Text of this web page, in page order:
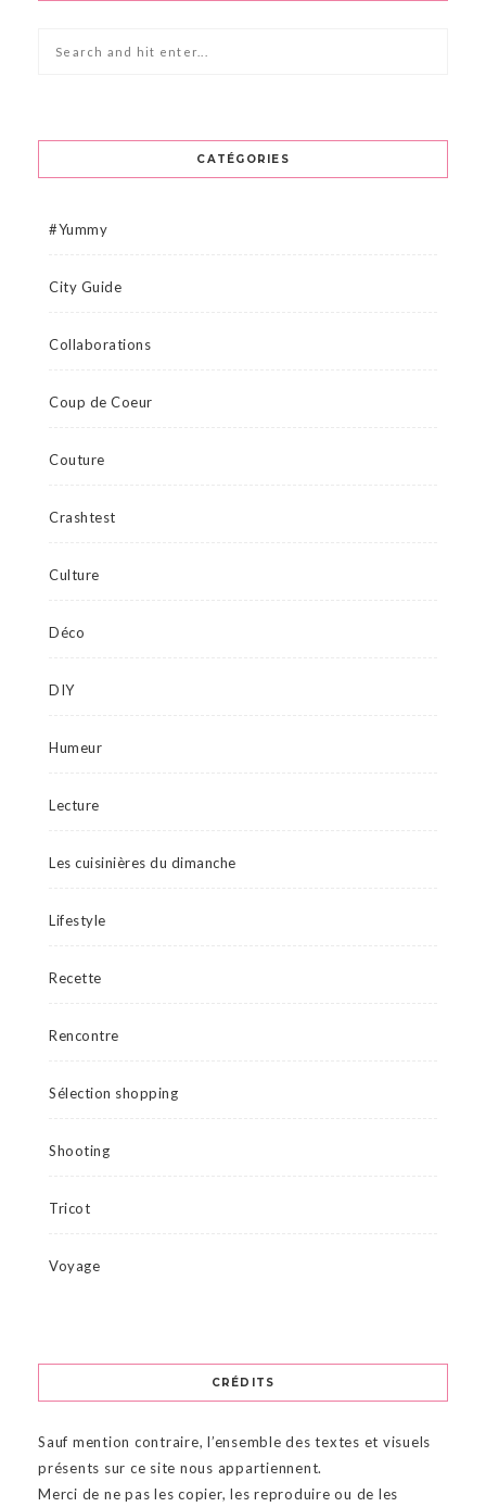
CATÉGORIES
#Yummy
City Guide
Collaborations
Coup de Coeur
Couture
Crashtest
Culture
Déco
DIY
Humeur
Lecture
Les cuisinières du dimanche
Lifestyle
Recette
Rencontre
Sélection shopping
Shooting
Tricot
Voyage
CRÉDITS
Sauf mention contraire, l’ensemble des textes et visuels
présents sur ce site nous appartiennent.
Merci de ne pas les copier, les reproduire ou de les